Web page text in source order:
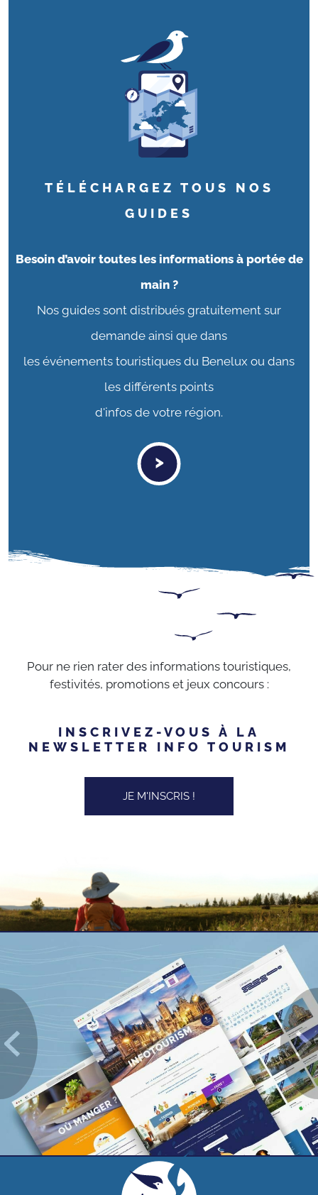
TÉLÉCHARGEZ TOUS NOS
GUIDES
Besoin d’avoir toutes les informations à portée de
main ?
Nos guides sont distribués gratuitement sur
demande ainsi que dans
les événements touristiques du Benelux ou dans
les différents points
d'infos de votre région.
>
Pour ne rien rater des informations touristiques,
festivités, promotions et jeux concours :
INSCRIVEZ-VOUS À LA
NEWSLETTER INFO TOURISM
JE M'INSCRIS !